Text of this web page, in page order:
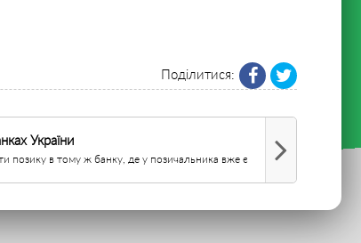
Поділитися:
України
позику в тому ж банку, де у позичальника вже є